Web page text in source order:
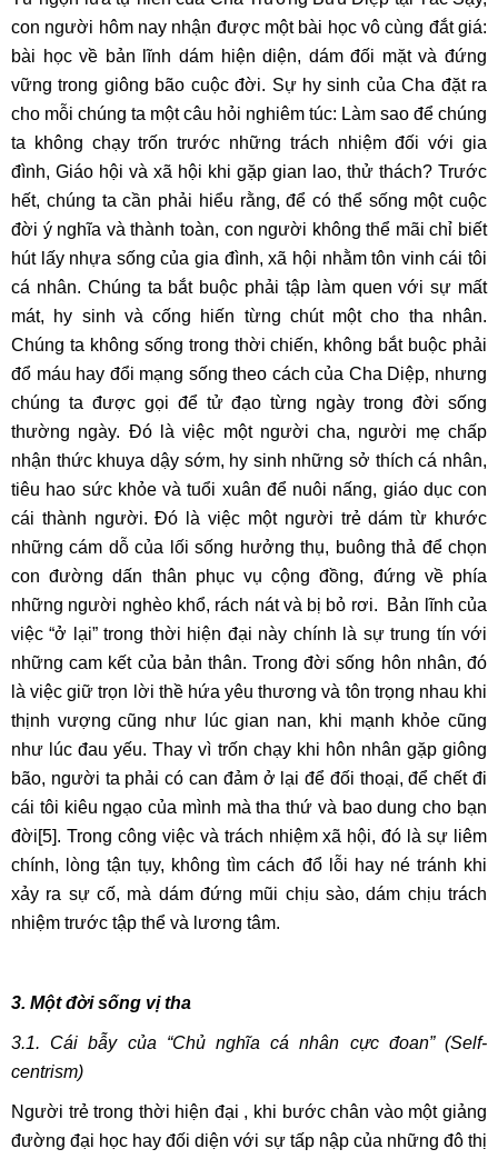
con người hôm nay nhận được một bài học vô cùng đắt giá:
bài học về bản lĩnh dám hiện diện, dám đối mặt và đứng
vững trong giông bão cuộc đời. Sự hy sinh của Cha đặt ra
cho mỗi chúng ta một câu hỏi nghiêm túc: Làm sao để chúng
ta không chạy trốn trước những trách nhiệm đối với gia
đình, Giáo hội và xã hội khi gặp gian lao, thử thách? Trước
hết, chúng ta cần phải hiểu rằng, để có thể sống một cuộc
đời ý nghĩa và thành toàn, con người không thể mãi chỉ biết
hút lấy nhựa sống của gia đình, xã hội nhằm tôn vinh cái tôi
cá nhân. Chúng ta bắt buộc phải tập làm quen với sự mất
mát, hy sinh và cống hiến từng chút một cho tha nhân.
Chúng ta không sống trong thời chiến, không bắt buộc phải
đổ máu hay đổi mạng sống theo cách của Cha Diệp, nhưng
chúng ta được gọi để tử đạo từng ngày trong đời sống
thường ngày. Đó là việc một người cha, người mẹ chấp
nhận thức khuya dậy sớm, hy sinh những sở thích cá nhân,
tiêu hao sức khỏe và tuổi xuân để nuôi nấng, giáo dục con
cái thành người. Đó là việc một người trẻ dám từ khước
những cám dỗ của lối sống hưởng thụ, buông thả để chọn
con đường dấn thân phục vụ cộng đồng, đứng về phía
những người nghèo khổ, rách nát và bị bỏ rơi. Bản lĩnh của
việc “ở lại” trong thời hiện đại này chính là sự trung tín với
những cam kết của bản thân. Trong đời sống hôn nhân, đó
là việc giữ trọn lời thề hứa yêu thương và tôn trọng nhau khi
thịnh vượng cũng như lúc gian nan, khi mạnh khỏe cũng
như lúc đau yếu. Thay vì trốn chạy khi hôn nhân gặp giông
bão, người ta phải có can đảm ở lại để đối thoại, để chết đi
cái tôi kiêu ngạo của mình mà tha thứ và bao dung cho bạn
đời [5] . Trong công việc và trách nhiệm xã hội, đó là sự liêm
chính, lòng tận tụy, không tìm cách đổ lỗi hay né tránh khi
xảy ra sự cố, mà dám đứng mũi chịu sào, dám chịu trách
nhiệm trước tập thể và lương tâm.
3. Một đời sống vị tha
3.1. Cái bẫy của “Chủ nghĩa cá nhân cực đoan” (Self-
centrism)
Người trẻ trong thời hiện đại , khi bước chân vào một giảng
đường đại học hay đối diện với sự tấp nập của những đô thị